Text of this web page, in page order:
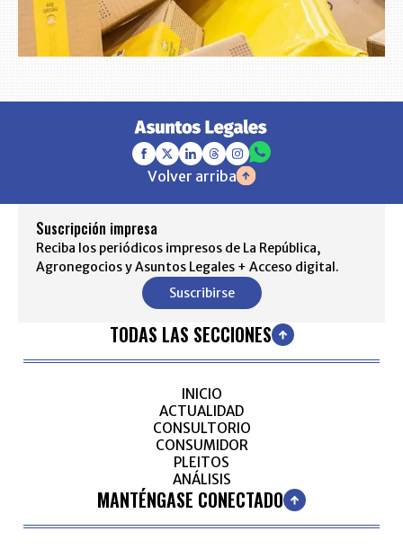
Volver arriba
Suscripción impresa
Reciba los periódicos impresos de La República,
Agronegocios y Asuntos Legales + Acceso digital.
Suscribirse
TODAS LAS SECCIONES
INICIO
ACTUALIDAD
CONSULTORIO
CONSUMIDOR
PLEITOS
ANÁLISIS
MANTÉNGASE CONECTADO